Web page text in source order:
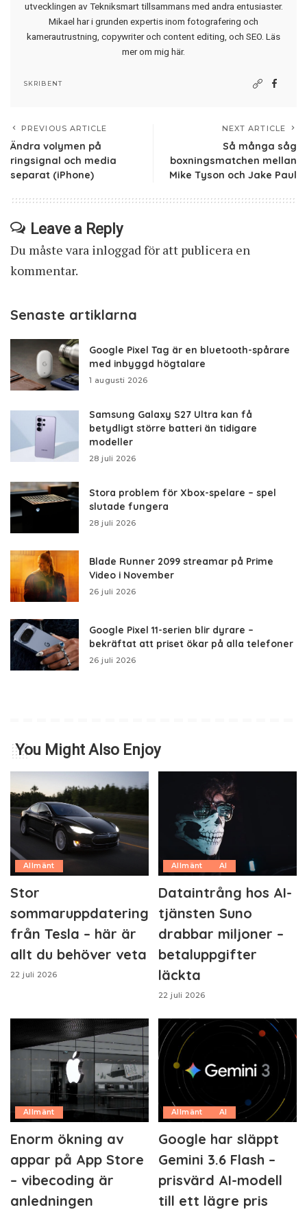
utvecklingen av Tekniksmart tillsammans med andra entusiaster.
Mikael har i grunden expertis inom fotografering och
kamerautrustning, copywriter och content editing, och SEO. Läs
mer om mig här.
SKRIBENT
PREVIOUS ARTICLE
Ändra volymen på
ringsignal och media
separat (iPhone)
NEXT ARTICLE
Så många såg
boxningsmatchen mellan
Mike Tyson och Jake Paul
Leave a Reply
Du måste vara inloggadför att publicera en
kommentar.
Senaste artiklarna
Google Pixel Tag är en bluetooth-spårare
med inbyggd högtalare
1 augusti 2026
Samsung Galaxy S27 Ultra kan få
betydligt större batteri än tidigare
modeller
28 juli 2026
Stora problem för Xbox-spelare – spel
slutade fungera
28 juli 2026
Blade Runner 2099 streamar på Prime
Video i November
26 juli 2026
Google Pixel 11-serien blir dyrare –
bekräftat att priset ökar på alla telefoner
26 juli 2026
You Might Also Enjoy
Allmänt
Stor
sommaruppdatering
från Tesla – här är
allt du behöver veta
22 juli 2026
Allmänt AI
Dataintrång hos AI-
tjänsten Suno
drabbar miljoner –
betaluppgifter
läckta
22 juli 2026
Allmänt
Enorm ökning av
appar på App Store
– vibecoding är
anledningen
Allmänt AI
Google har släppt
Gemini 3.6 Flash –
prisvärd AI-modell
till ett lägre pris